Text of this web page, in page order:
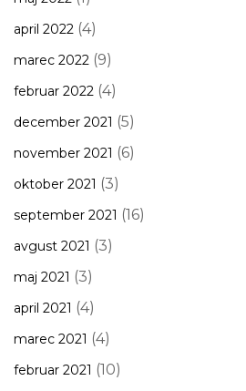
april 2022 (4)
marec 2022 (9)
februar 2022 (4)
december 2021 (5)
november 2021 (6)
oktober 2021 (3)
september 2021 (16)
avgust 2021 (3)
maj 2021 (3)
april 2021 (4)
marec 2021 (4)
februar 2021 (10)